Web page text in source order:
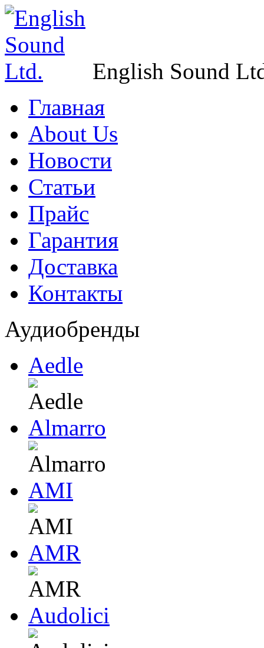
English Sound
Главная
About Us
Новости
Статьи
Прайс
Гарантия
Доставка
Контакты
Аудиобренды
Aedle
Almarro
AMI
AMR
Audolici